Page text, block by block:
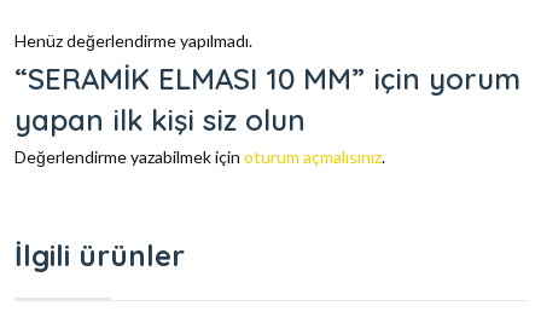
Henüz değerlendirme yapılmadı.
“SERAMİK ELMASI 10 MM” için yorum
yapan ilk kişi siz olun
Değerlendirme yazabilmek için oturum açmalısınız.
İlgili ürünler